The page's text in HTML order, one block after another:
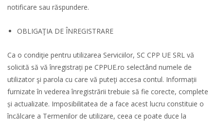
notificare sau răspundere.
OBLIGAŢIA DE ÎNREGISTRARE
Ca o condiţie pentru utilizarea Serviciilor, SC CPP UE SRL vă
solicită să vă înregistrați pe CPPUE.ro selectând numele de
utilizator şi parola cu care vă puteţi accesa contul. Informații
furnizate în vederea înregistrării trebuie să fie corecte, complete
și actualizate. Imposibilitatea de a face acest lucru constituie o
încălcare a Termenilor de utilizare, ceea ce poate duce la